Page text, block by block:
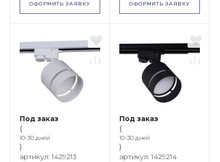
ОФОРМИТЬ ЗАЯВКУ ОФОРМИТЬ ЗАЯВКУ
Под заказ
(
10-30 дней
)
артикул: 1429213
Под заказ
(
10-30 дней
)
артикул: 1429214